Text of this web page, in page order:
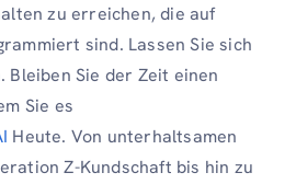
zu erreichen, die auf
sind. Lassen Sie sich
Bleiben Sie der Zeit einen
Sie es
Heute. Von unterhaltsamen
Z-Kundschaft bis hin zu